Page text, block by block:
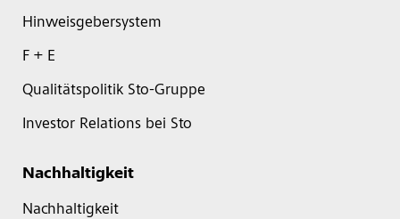
Hinweisgebersystem
F + E
Qualitätspolitik Sto-Gruppe
Investor Relations bei Sto
Nachhaltigkeit
Nachhaltigkeit